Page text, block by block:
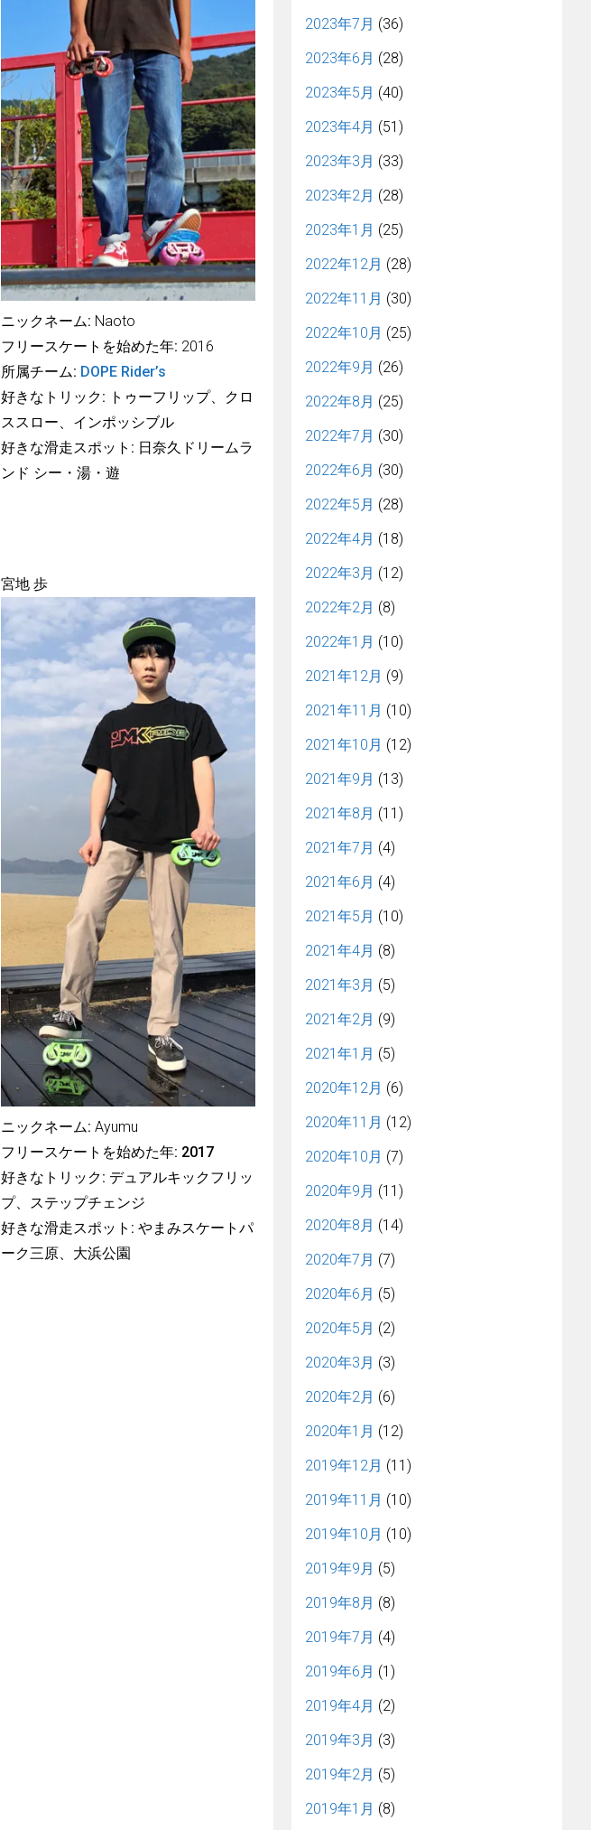
ニックネーム: Naoto
フリースケートを始めた年: 2016
所属チーム: DOPE Rider’s
好きなトリック: トゥーフリップ、クロ
ススロー、インポッシブル
好きな滑走スポット: 日奈久ドリームラ
ンド シー・湯・遊
宮地 歩
ニックネーム: Ayumu
フリースケートを始めた年: 2017
好きなトリック: デュアルキックフリッ
プ、ステップチェンジ
好きな滑走スポット: やまみスケートパ
ーク三原、大浜公園
2023年7月 (36)
2023年6月 (28)
2023年5月 (40)
2023年4月 (51)
2023年3月 (33)
2023年2月 (28)
2023年1月 (25)
2022年12月 (28)
2022年11月 (30)
2022年10月 (25)
2022年9月 (26)
2022年8月 (25)
2022年7月 (30)
2022年6月 (30)
2022年5月 (28)
2022年4月 (18)
2022年3月 (12)
2022年2月 (8)
2022年1月 (10)
2021年12月 (9)
2021年11月 (10)
2021年10月 (12)
2021年9月 (13)
2021年8月 (11)
2021年7月 (4)
2021年6月 (4)
2021年5月 (10)
2021年4月 (8)
2021年3月 (5)
2021年2月 (9)
2021年1月 (5)
2020年12月 (6)
2020年11月 (12)
2020年10月 (7)
2020年9月 (11)
2020年8月 (14)
2020年7月 (7)
2020年6月 (5)
2020年5月 (2)
2020年3月 (3)
2020年2月 (6)
2020年1月 (12)
2019年12月 (11)
2019年11月 (10)
2019年10月 (10)
2019年9月 (5)
2019年8月 (8)
2019年7月 (4)
2019年6月 (1)
2019年4月 (2)
2019年3月 (3)
2019年2月 (5)
2019年1月 (8)